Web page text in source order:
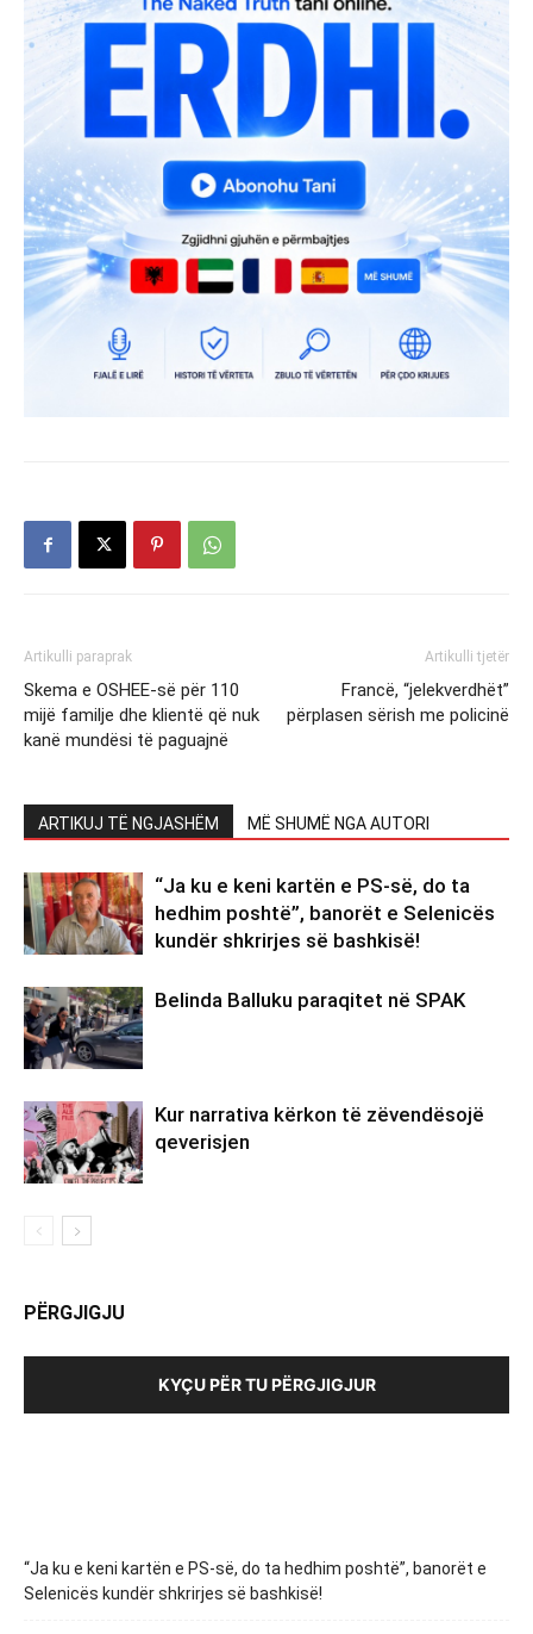
Artikulli paraprak
Skema e OSHEE-së për 110
mijë familje dhe klientë që nuk
kanë mundësi të paguajnë
Artikulli tjetër
Francë, “jelekverdhët”
përplasen sërish me policinë
ARTIKUJ TË NGJASHËM MË SHUMË NGA AUTORI
“Ja ku e keni kartën e PS-së, do ta
hedhim poshtë”, banorët e Selenicës
kundër shkrirjes së bashkisë!
Belinda Balluku paraqitet në SPAK
Kur narrativa kërkon të zëvendësojë
qeverisjen
PËRGJIGJU
KYÇU PËR TU PËRGJIGJUR
“Ja ku e keni kartën e PS-së, do ta hedhim poshtë”, banorët e
Selenicës kundër shkrirjes së bashkisë!